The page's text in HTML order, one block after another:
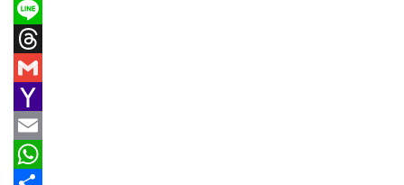
首
頁
新
車
情
報
F
a
c
b
o
L
e
T
r
e
G
m
a
Y
aE